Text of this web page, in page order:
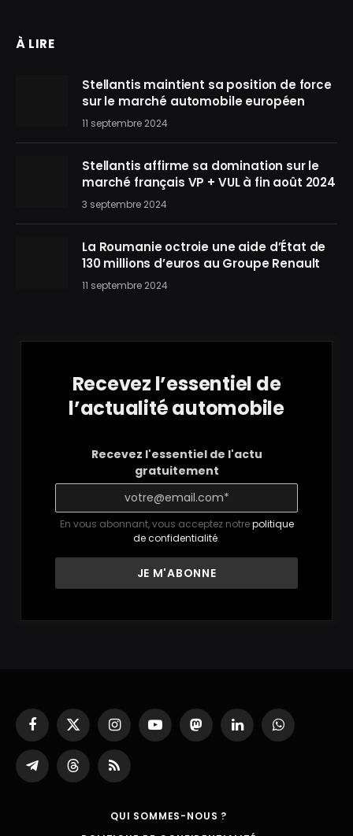
À LIRE
Stellantis maintient sa position de force
sur le marché automobile européen
11 septembre 2024
Stellantis affirme sa domination sur le
marché français VP + VUL à fin août 2024
3 septembre 2024
La Roumanie octroie une aide d’État de
130 millions d’euros au Groupe Renault
11 septembre 2024
Recevez l’essentiel de
l’actualité automobile
Recevez l'essentiel de l'actu
gratuitement
En vous abonnant, vous acceptez notrepolitique
de confidentialité.
Facebook
X
(Twitter)
InstagramYouTubeMastodonLinkedInWhatsApp
Partager
sur
ThreadsRSS
QUI SOMMES-NOUS ?